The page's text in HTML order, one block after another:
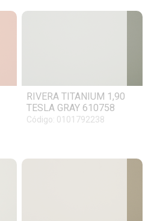
RIVERA TITANIUM 1,90
TESLA GRAY 610758
Código: 0101792238